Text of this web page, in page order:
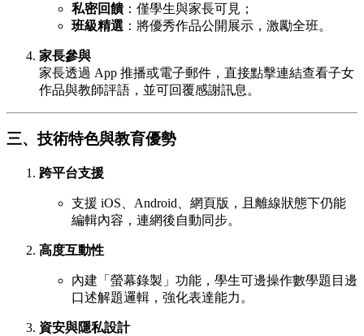
私密回饋：僅學生與家長可見；
班級精選 ：將優秀作品公開展示，激勵全班。
家長參與
家長透過 App 推播或電子郵件，直接點擊連結查看子女
作品與教師評語，並可回覆感謝訊息。
三、技術特色與教育優勢
跨平台支援
支援 iOS、Android、網頁版，且離線狀態下仍能
編輯內容，連網後自動同步。
高度互動性
內建「螢幕錄製」功能，學生可邊操作數學題目邊
口述解題邏輯，強化表達能力。
資安與隱私設計